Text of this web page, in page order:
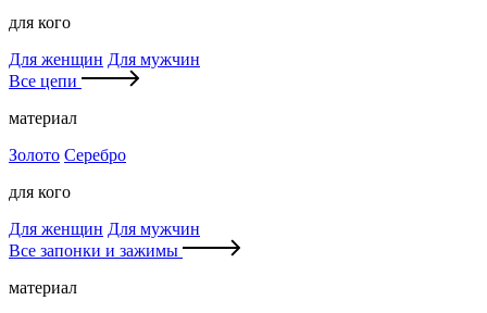
для кого
Для женщин Для мужчин
Все цепи
материал
Золото Серебро
для кого
Для женщин Для мужчин
Все запонки и зажимы
материал